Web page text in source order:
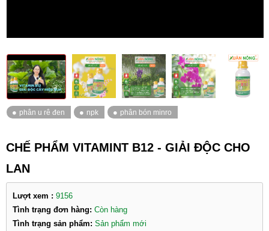
CHẾ PHẨM VITAMINT B12 - GIẢI ĐỘC CHO
LAN
Lượt xem : 9156
Tình trạng đơn hàng: Còn hàng
Tình trạng sản phẩm: Sản phẩm mới